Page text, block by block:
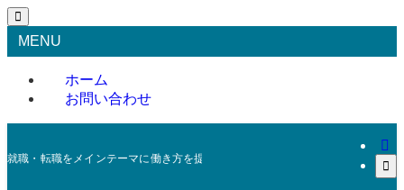
MENU
ホーム
お問い合わせ
就職・転職をメインテーマに働き方を提案